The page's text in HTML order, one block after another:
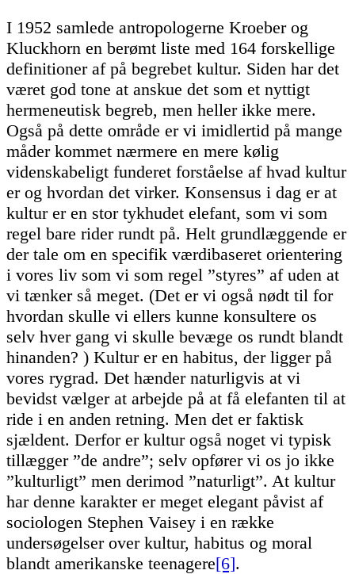
I 1952 samlede antropologerne Kroeber og
Kluckhorn en berømt liste med 164 forskellige
definitioner af på begrebet kultur. Siden har det
været god tone at anskue det som et nyttigt
hermeneutisk begreb, men heller ikke mere.
Også på dette område er vi imidlertid på mange
måder kommet nærmere en mere kølig
videnskabeligt funderet forståelse af hvad kultur
er og hvordan det virker. Konsensus i dag er at
kultur er en stor tykhudet elefant, som vi som
regel bare rider rundt på. Helt grundlæggende er
der tale om en specifik værdibaseret orientering
i vores liv som vi som regel ”styres” af uden at
vi tænker så meget. (Det er vi også nødt til for
hvordan skulle vi ellers kunne konsultere os
selv hver gang vi skulle bevæge os rundt blandt
hinanden? ) Kultur er en habitus, der ligger på
vores rygrad. Det hænder naturligvis at vi
bevidst vælger at arbejde på at få elefanten til at
ride i en anden retning. Men det er faktisk
sjældent. Derfor er kultur også noget vi typisk
tillægger ”de andre”; selv opfører vi os jo ikke
”kulturligt” men derimod ”naturligt”. At kultur
har denne karakter er meget elegant påvist af
sociologen Stephen Vaisey i en række
undersøgelser over kultur, habitus og moral
blandt amerikanske teenagere[6].